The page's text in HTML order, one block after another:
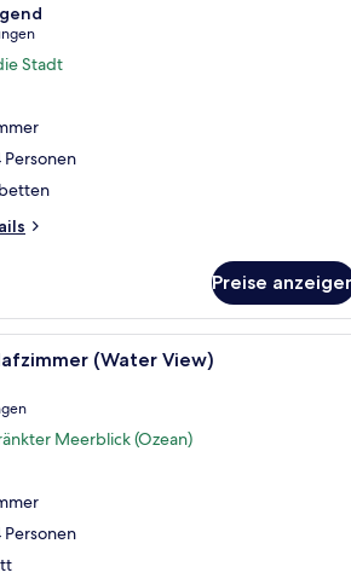
Stadt
Personen
Preise
Ein Balkon mit zwei
(Water View)
Meerblick (Ozean)
Personen